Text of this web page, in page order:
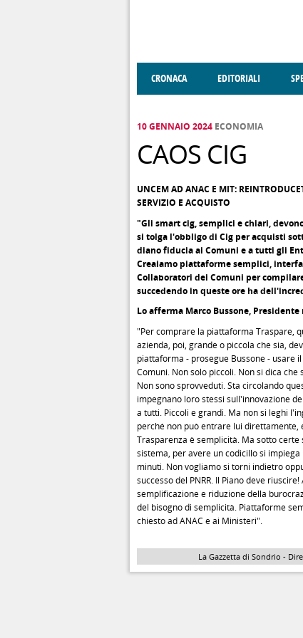
CRONACA EDITORIALI
10 GENNAIO 2024 ECONOMIA
CAOS CIG
UNCEM AD ANAC E MIT:
SERVIZIO E ACQUISTO
"Gli smart cig, semplici e chiari,
si tolga l'obbligo di Cig per acquisti
diano fiducia ai Comuni e a tutti gli
Creaiamo piattaforme semplici,
Collaboratori dei Comuni per
succedendo in queste ore ha
Lo afferma Marco Bussone,
"Per comprare la piattaforma Traspare,
azienda, poi, grande o piccola che sia,
piattaforma - prosegue Bussone - usare
Comuni. Non solo piccoli. Non si dica
Non sono sprovveduti. Sta circolando
impegnano loro stessi sull'innovazione
a tutti. Piccoli e grandi. Ma non si leghi
perché non può entrare lui
Trasparenza è semplicità. Ma sotto certe
sistema, per avere un codicillo si
minuti. Non vogliamo si torni indietro
successo del PNRR. Il Piano deve
semplificazione e riduzione della
del bisogno di semplicità. Piattaforme
chiesto ad ANAC e ai Ministeri".
La Gazzetta di Sondrio -